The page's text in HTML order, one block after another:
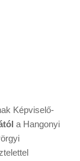
Képviselő-
a Hangonyi